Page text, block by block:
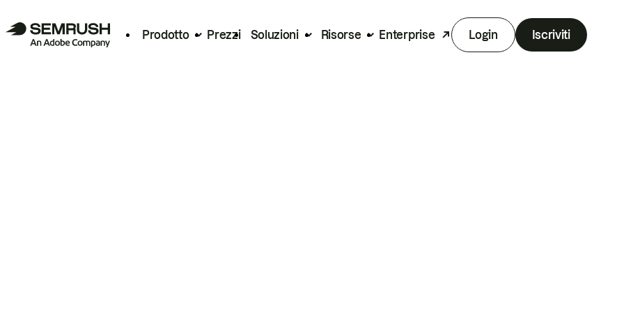
Prodotto Prezzi Soluzioni Risorse Enterprise Login Iscriviti